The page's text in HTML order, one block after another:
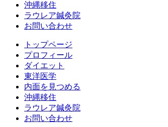
沖縄移住
ラウレア鍼灸院
お問い合わせ
トップページ
プロフィール
ダイエット
東洋医学
内面を見つめる
沖縄移住
ラウレア鍼灸院
お問い合わせ